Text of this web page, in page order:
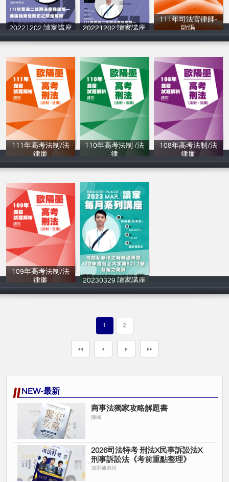
20221202 讀家講座
歐陽墨
20221202 讀家講座
歐陽墨
111年司法官律師-
歐陽
讀家補習班
111年⾼考法制/法
律廉
讀家補習班
110年高考法制 /法
律
讀家補習班
108年⾼考法制/法
律廉
讀家補習班
109年⾼考法制/法
律廉
讀家補習班
20230329 讀家講座
歐陽墨
1 2
NEW-最新
商事法獨家攻略解題書
陳楓
2026司法特考 刑法X民事訴訟法X
刑事訴訟法《考前重點整理》
讀家補習班